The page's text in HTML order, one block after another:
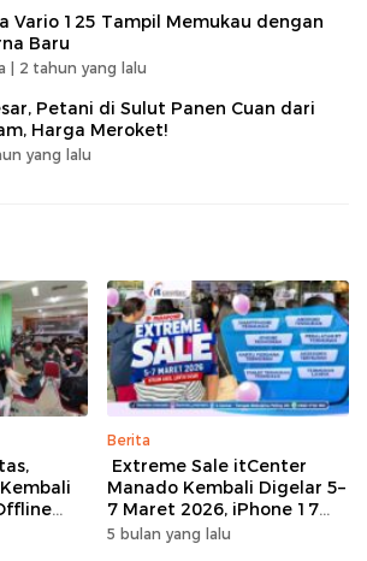
Vario 125 Tampil Memukau dengan
Baru
| 2 tahun yang lalu
Petani di Sulut Panen Cuan dari
Harga Meroket!
yang lalu
Berita
Extreme Sale itCenter
Manado Kembali Digelar 5–
7 Maret 2026, iPhone 17
Pro Max Diskon hingga
5 bulan yang lalu